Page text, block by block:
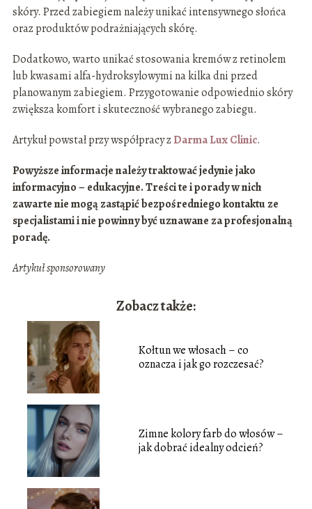
skóry. Przed zabiegiem należy unikać intensywnego słońca
oraz produktów podrażniających skórę.
Dodatkowo, warto unikać stosowania kremów z retinolem
lub kwasami alfa-hydroksylowymi na kilka dni przed
planowanym zabiegiem. Przygotowanie odpowiednio skóry
zwiększa komfort i skuteczność wybranego zabiegu.
Artykuł powstał przy współpracy zDarma Lux Clinic.
Powyższe informacje należy traktować jedynie jako
informacyjno – edukacyjne. Treści te i porady w nich
zawarte nie mogą zastąpić bezpośredniego kontaktu ze
specjalistami i nie powinny być uznawane za profesjonalną
poradę.
Artykuł sponsorowany
Zobacz także:
Kołtun we włosach – co
oznacza i jak go rozczesać?
Zimne kolory farb do włosów –
jak dobrać idealny odcień?